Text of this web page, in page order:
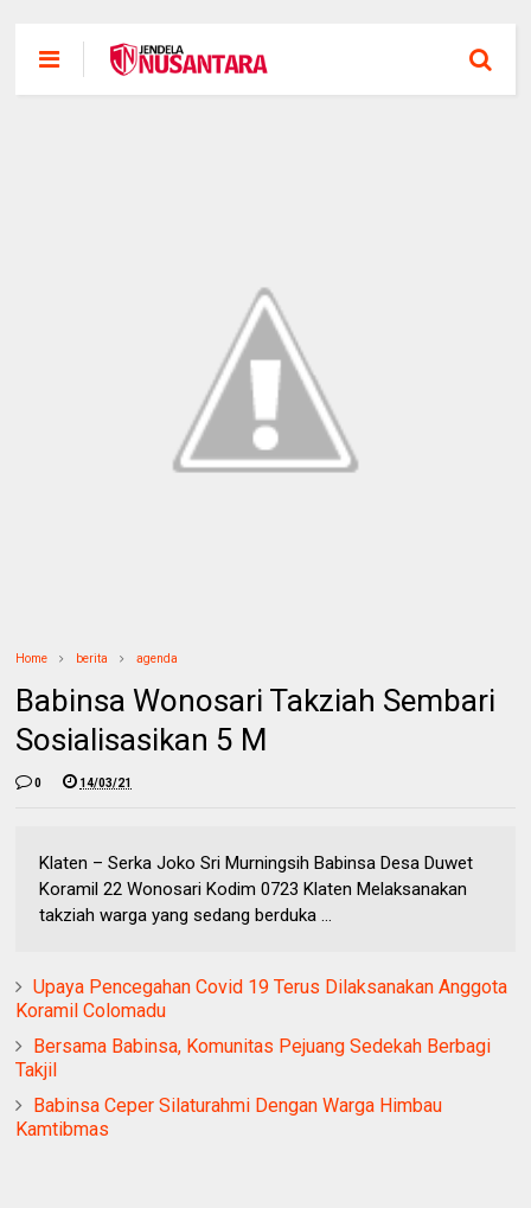
Home berita agenda
Babinsa Wonosari Takziah Sembari
Sosialisasikan 5 M
0 14/03/21
Klaten – Serka Joko Sri Murningsih Babinsa Desa Duwet
Koramil 22 Wonosari Kodim 0723 Klaten Melaksanakan
takziah warga yang sedang berduka ...
Upaya Pencegahan Covid 19 Terus Dilaksanakan Anggota
Koramil Colomadu
Bersama Babinsa, Komunitas Pejuang Sedekah Berbagi
Takjil
Babinsa Ceper Silaturahmi Dengan Warga Himbau
Kamtibmas